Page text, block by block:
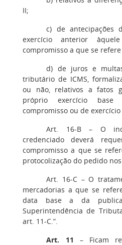
II;
c) de antecipações
exercício anterior
compromisso a que se
d) de juros e
tributário de ICMS,
ou não, relativos a fatos
próprio exercício
compromisso ou de
Art. 16-B – O
credenciado deverá
compromisso a que se
protocolização do pedido
Art. 16-C – O
mercadorias a que se
data base a da
Superintendência de
art. 11-C.”.
Art. 11 – Ficam